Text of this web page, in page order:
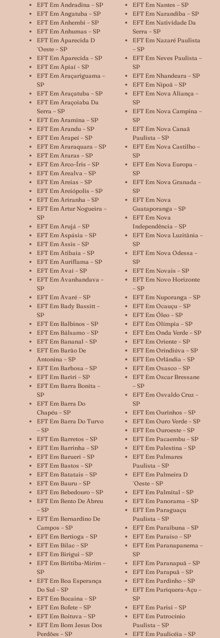
EFT Em Andradina – SP
EFT Em Angatuba – SP
EFT Em Anhembi – SP
EFT Em Anhumas – SP
EFT Em Aparecida D
´oeste – SP
EFT Em Aparecida – SP
EFT Em Apiaí – SP
EFT Em Araçariguama –
SP
EFT Em Araçatuba – SP
EFT Em Araçoiaba Da
Serra – SP
EFT Em Aramina – SP
EFT Em Arandu – SP
EFT Em Arapeí – SP
EFT Em Araraquara – SP
EFT Em Araras – SP
EFT Em Arco-Íris – SP
EFT Em Arealva – SP
EFT Em Areias – SP
EFT Em Areiópolis – SP
EFT Em Ariranha – SP
EFT Em Artur Nogueira –
SP
EFT Em Arujá – SP
EFT Em Aspásia – SP
EFT Em Assis – SP
EFT Em Atibaia – SP
EFT Em Auriflama – SP
EFT Em Avaí – SP
EFT Em Avanhandava –
SP
EFT Em Avaré – SP
EFT Em Bady Bassitt –
SP
EFT Em Balbinos – SP
EFT Em Bálsamo – SP
EFT Em Bananal – SP
EFT Em Barão De
Antonina – SP
EFT Em Barbosa – SP
EFT Em Bariri – SP
EFT Em Barra Bonita –
SP
EFT Em Barra Do
Chapéu – SP
EFT Em Barra Do Turvo
– SP
EFT Em Barretos – SP
EFT Em Barrinha – SP
EFT Em Barueri – SP
EFT Em Bastos – SP
EFT Em Batatais – SP
EFT Em Bauru – SP
EFT Em Bebedouro – SP
EFT Em Bento De Abreu
– SP
EFT Em Bernardino De
Campos – SP
EFT Em Bertioga – SP
EFT Em Bilac – SP
EFT Em Birigui – SP
EFT Em Biritiba-Mirim –
SP
EFT Em Boa Esperança
Do Sul – SP
EFT Em Bocaina – SP
EFT Em Bofete – SP
EFT Em Boituva – SP
EFT Em Bom Jesus Dos
Perdões – SP
EFT Em Nantes – SP
EFT Em Narandiba – SP
EFT Em Natividade Da
Serra – SP
EFT Em Nazaré Paulista
– SP
EFT Em Neves Paulista –
SP
EFT Em Nhandeara – SP
EFT Em Nipoã – SP
EFT Em Nova Aliança –
SP
EFT Em Nova Campina –
SP
EFT Em Nova Canaã
Paulista – SP
EFT Em Nova Castilho –
SP
EFT Em Nova Europa –
SP
EFT Em Nova Granada –
SP
EFT Em Nova
Guataporanga – SP
EFT Em Nova
Independência – SP
EFT Em Nova Luzitânia –
SP
EFT Em Nova Odessa –
SP
EFT Em Novais – SP
EFT Em Novo Horizonte
– SP
EFT Em Nuporanga – SP
EFT Em Ocauçu – SP
EFT Em Óleo – SP
EFT Em Olímpia – SP
EFT Em Onda Verde – SP
EFT Em Oriente – SP
EFT Em Orindiúva – SP
EFT Em Orlândia – SP
EFT Em Osasco – SP
EFT Em Oscar Bressane
– SP
EFT Em Osvaldo Cruz –
SP
EFT Em Ourinhos – SP
EFT Em Ouro Verde – SP
EFT Em Ouroeste – SP
EFT Em Pacaembu – SP
EFT Em Palestina – SP
EFT Em Palmares
Paulista – SP
EFT Em Palmeira D
´oeste – SP
EFT Em Palmital – SP
EFT Em Panorama – SP
EFT Em Paraguaçu
Paulista – SP
EFT Em Paraibuna – SP
EFT Em Paraíso – SP
EFT Em Paranapanema –
SP
EFT Em Paranapuã – SP
EFT Em Parapuã – SP
EFT Em Pardinho – SP
EFT Em Pariquera-Açu –
SP
EFT Em Parisi – SP
EFT Em Patrocínio
Paulista – SP
EFT Em Paulicéia – SP